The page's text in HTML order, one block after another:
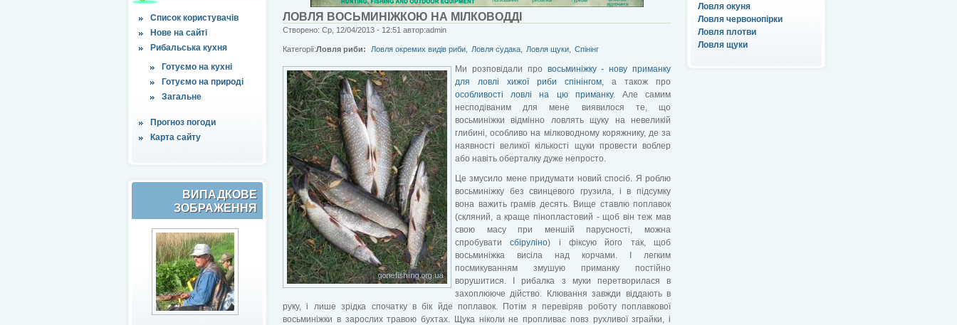
Список користувачів
Нове на сайті
Рибальська кухня
Готуємо на кухні
Готуємо на природі
Загальне
Прогноз погоди
Карта сайту
ВИПАДКОВЕ
ЗОБРАЖЕННЯ
Ловля окуня
Ловля червонопірки
Ловля плотви
Ловля щуки
ЛОВЛЯ ВОСЬМИНІЖКОЮ НА МІЛКОВОДДІ
Створено: Ср, 12/04/2013 - 12:51 автор:admin
Категорії:Ловля риби: Ловля окремих видів риби Ловля судака Ловля щуки Спінінг
Ми розповідали про восьминіжку - нову приманку
для ловлі хижої риби спінінгом, а також про
особливості ловлі на цю приманку. Але самим
несподіваним для мене виявилося те, що
восьминіжки відмінно ловлять щуку на невеликій
глибині, особливо на мілководному коряжнику, де за
наявності великої кількості щуки провести воблер
або навіть оберталку дуже непросто.
Це змусило мене придумати новий спосіб. Я роблю
восьминіжку без свинцевого грузила, і в підсумку
вона важить грамів десять. Вище ставлю поплавок
(скляний, а краще пінопластовий - щоб він теж мав
свою масу при меншій парусності, можна
спробуватисбіруліно) і фіксую його так, щоб
восьминіжка висіла над корчами. І легким
посмикуванням змушую приманку постійно
ворушитися. І рибалка з муки перетворилася в
захоплююче дійство. Клювання завжди віддають в
руку, і лише зрідка спочатку в бік йде поплавок. Потім я перевіряв роботу поплавкової
восьминіжки в зарослих травою бухтах. Щука ніколи не пропливає повз рухливої зграйки, і